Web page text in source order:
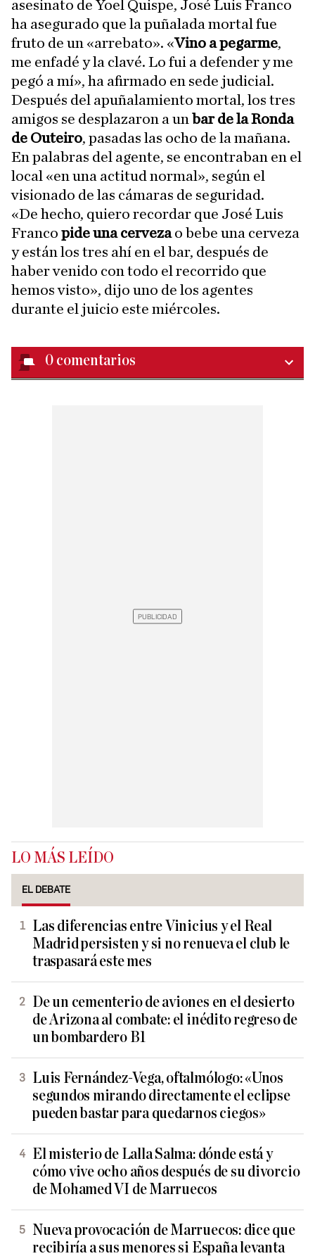
asesinato de Yoel Quispe, José Luis Franco
ha asegurado que la puñalada mortal fue
fruto de un «arrebato». «Vino a pegarme,
me enfadé y la clavé. Lo fui a defender y me
pegó a mí», ha afirmado en sede judicial.
Después del apuñalamiento mortal, los tres
amigos se desplazaron a un bar de la Ronda
de Outeiro, pasadas las ocho de la mañana.
En palabras del agente, se encontraban en el
local «en una actitud normal», según el
visionado de las cámaras de seguridad.
«De hecho, quiero recordar que José Luis
Franco pide una cervezao bebe una cerveza
y están los tres ahí en el bar, después de
haber venido con todo el recorrido que
hemos visto», dijo uno de los agentes
durante el juicio este miércoles.
0 comentarios
LO MÁS LEÍDO
EL DEBATE
Las diferencias entre Vinicius y el Real
Madrid persisten y si no renueva el club le
traspasará este mes
De un cementerio de aviones en el desierto
de Arizona al combate: el inédito regreso de
un bombardero B1
Luis Fernández-Vega, oftalmólogo: «Unos
segundos mirando directamente el eclipse
pueden bastar para quedarnos ciegos»
El misterio de Lalla Salma: dónde está y
cómo vive ocho años después de su divorcio
de Mohamed VI de Marruecos
Nueva provocación de Marruecos: dice que
recibiría a sus menores si España levanta